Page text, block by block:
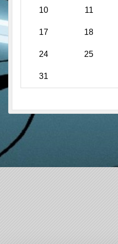
10 11
17 18
24 25
31